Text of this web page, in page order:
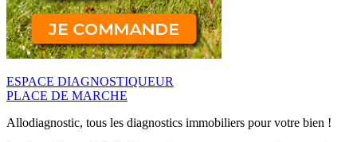
ESPACE DIAGNOSTIQUEUR
PLACE DE MARCHE
Allodiagnostic, tous les diagnostics immobiliers pour votre bien !